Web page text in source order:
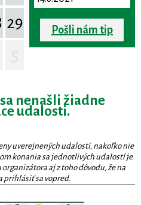
29
Pošli nám tip
nenašli žiadne
udalosti.
uverejnených udalostí, nakoľko nie
konania sa jednotlivých udalostí je
aj z toho dôvodu, že na
prihlásiť sa vopred.